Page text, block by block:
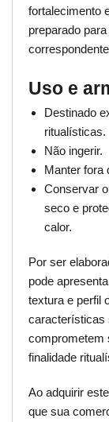
fortalecimento
preparado
Uso e
Destinado
ritualísticas.
Não ingerir.
Manter fora
Conservar
seco e
calor.
Por ser
pode
textura e perfil
características
comprometem
finalidade
Ao adquirir
que sua